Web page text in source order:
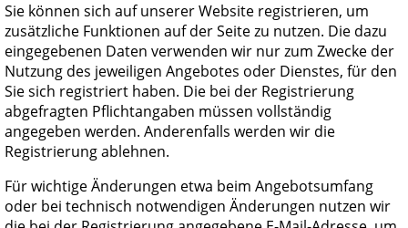
Sie können sich auf unserer Website registrieren, um
zusätzliche Funktionen auf der Seite zu nutzen. Die dazu
eingegebenen Daten verwenden wir nur zum Zwecke der
Nutzung des jeweiligen Angebotes oder Dienstes, für den
Sie sich registriert haben. Die bei der Registrierung
abgefragten Pflichtangaben müssen vollständig
angegeben werden. Anderenfalls werden wir die
Registrierung ablehnen.
Für wichtige Änderungen etwa beim Angebotsumfang
oder bei technisch notwendigen Änderungen nutzen wir